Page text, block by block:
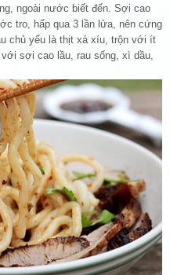
ngoài nước biết đến. Sợi cao
tro, hấp qua 3 lần lửa, nên cứng
chủ yếu là thịt xá xíu, trộn với ít
sợi cao lầu, rau sống, xì dầu,